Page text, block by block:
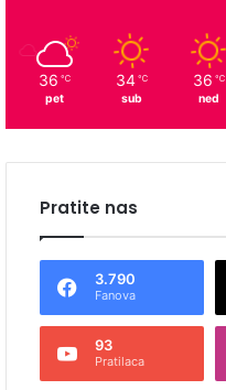
36 ℃
pet
34 ℃
sub
36 ℃
ned
Pratite nas
3.790
Fanova
93
Pratilaca